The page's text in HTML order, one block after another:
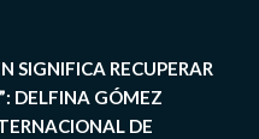
SIGNIFICA RECUPERAR
DELFINA GÓMEZ
DE